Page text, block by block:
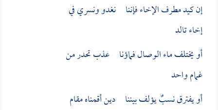
إن كيد مطرف الإخاء فإننا نغدو ونسري في
إخاء تالد
أو يختلف ماء الوصال فماؤنا عذب تحدر من
غمام واحد
أو يفترق نسبٌ يؤلف بيننا دين أقمناه مقام